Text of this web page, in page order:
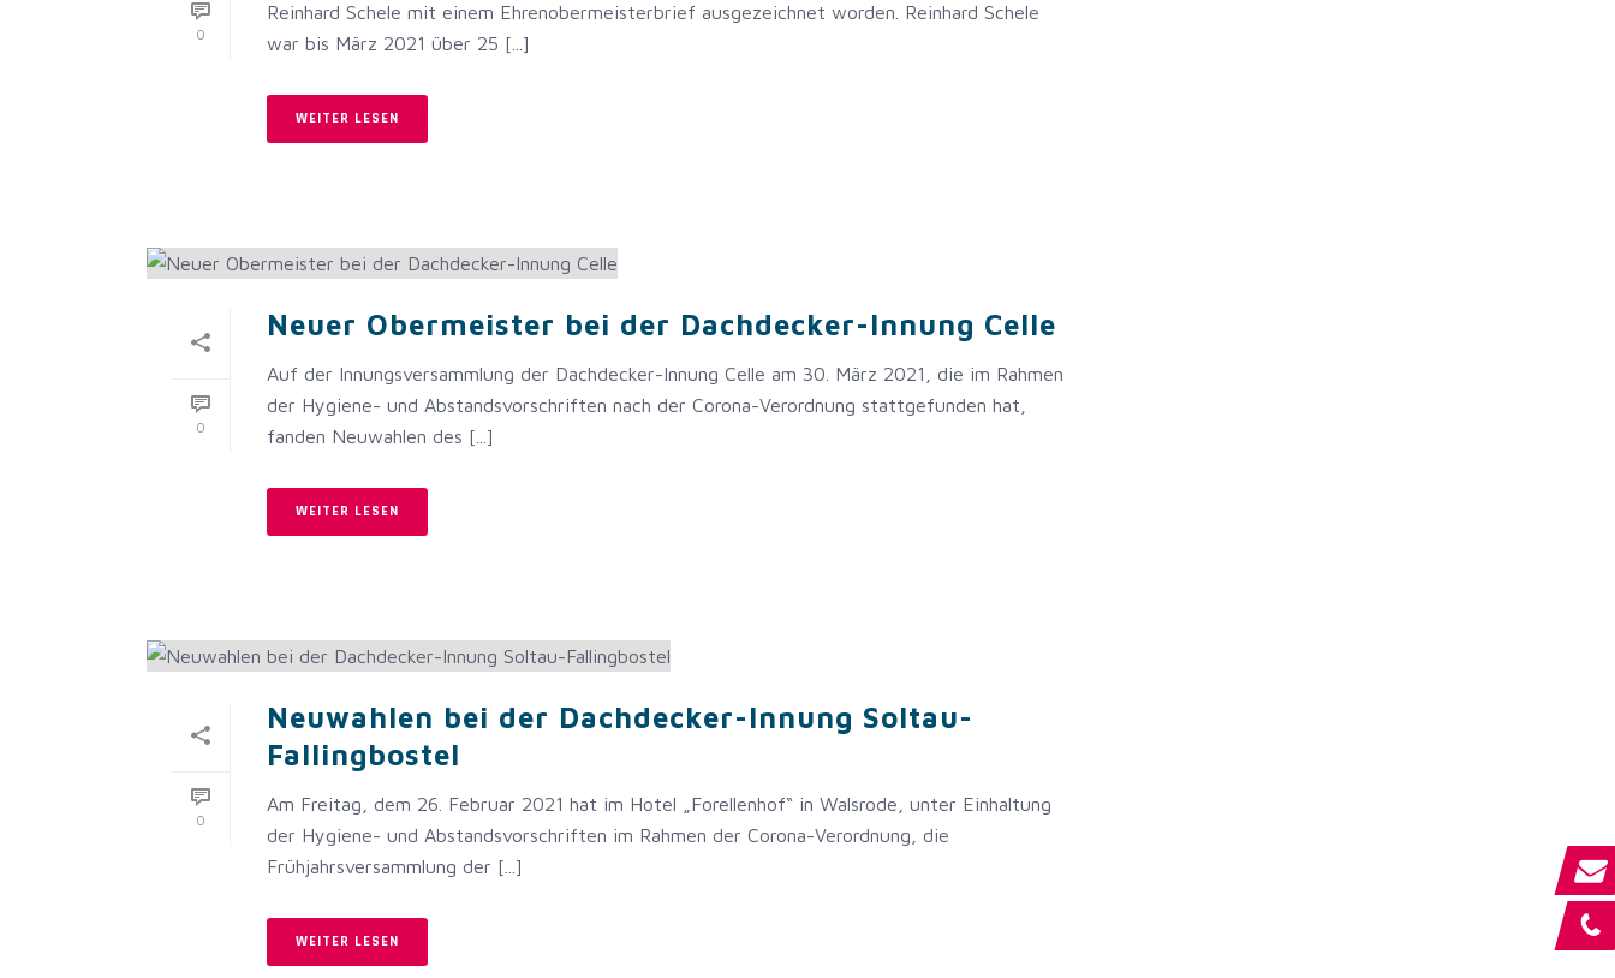
0
Reinhard Schele mit einem Ehrenobermeisterbrief ausgezeichnet worden. Reinhard Schele
war bis März 2021 über 25 [...]
WEITER LESEN
0
Neuer Obermeister bei der Dachdecker-Innung Celle
Auf der Innungsversammlung der Dachdecker-Innung Celle am 30. März 2021, die im Rahmen
der Hygiene- und Abstandsvorschriften nach der Corona-Verordnung stattgefunden hat,
fanden Neuwahlen des [...]
WEITER LESEN
0
Neuwahlen bei der Dachdecker-Innung Soltau-
Fallingbostel
Am Freitag, dem 26. Februar 2021 hat im Hotel „Forellenhof“ in Walsrode, unter Einhaltung
der Hygiene- und Abstandsvorschriften im Rahmen der Corona-Verordnung, die
Frühjahrsversammlung der [...]
WEITER LESEN